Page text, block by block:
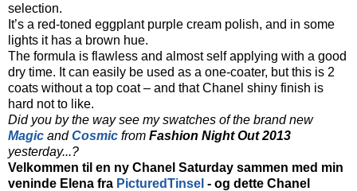
selection.
It’s a red-toned eggplant purple cream polish, and in some
lights it has a brown hue.
The formula is flawless and almost self applying with a good
dry time. It can easily be used as a one-coater, but this is 2
coats without a top coat – and that Chanel shiny finish is
hard not to like.
Did you by the way see my swatches of the brand new
Magic andCosmic from Fashion Night Out 2013
yesterday...?
Velkommen til en ny Chanel Saturday sammen med min
veninde Elena fra PicturedTinsel - og dette Chanel